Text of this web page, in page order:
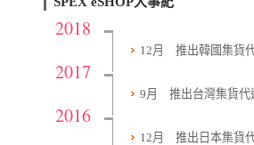
2018
12月 推出韓國集貨
2017
9月 推出台灣集貨代
2016
12月 推出日本集貨代